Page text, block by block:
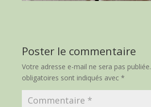
Poster le commentaire
Votre adresse e-mail ne sera pas publiée.
obligatoires sont indiqués avec *